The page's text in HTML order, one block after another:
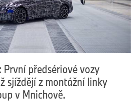
předsériové vozy
sjíždějí z montážní linky
v Mnichově.